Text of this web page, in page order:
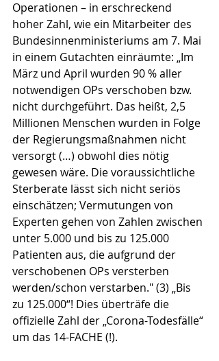
Operationen – in erschreckend
hoher Zahl, wie ein Mitarbeiter des
Bundesinnenministeriums am 7. Mai
in einem Gutachten einräumte: „Im
März und April wurden 90 % aller
notwendigen OPs verschoben bzw.
nicht durchgeführt. Das heißt, 2,5
Millionen Menschen wurden in Folge
der Regierungsmaßnahmen nicht
versorgt (…) obwohl dies nötig
gewesen wäre. Die voraussichtliche
Sterberate lässt sich nicht seriös
einschätzen; Vermutungen von
Experten gehen von Zahlen zwischen
unter 5.000 und bis zu 125.000
Patienten aus, die aufgrund der
verschobenen OPs versterben
werden/schon verstarben." (3) „Bis
zu 125.000“! Dies überträfe die
offizielle Zahl der „Corona-Todesfälle“
um das 14-FACHE (!).